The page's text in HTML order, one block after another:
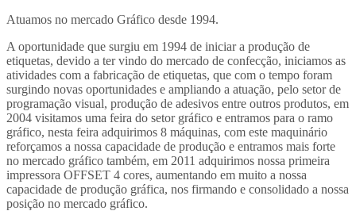
Atuamos no mercado Gráfico desde 1994.
A oportunidade que surgiu em 1994 de iniciar a produção de
etiquetas, devido a ter vindo do mercado de confecção, iniciamos as
atividades com a fabricação de etiquetas, que com o tempo foram
surgindo novas oportunidades e ampliando a atuação, pelo setor de
programação visual, produção de adesivos entre outros produtos, em
2004 visitamos uma feira do setor gráfico e entramos para o ramo
gráfico, nesta feira adquirimos 8 máquinas, com este maquinário
reforçamos a nossa capacidade de produção e entramos mais forte
no mercado gráfico também, em 2011 adquirimos nossa primeira
impressora OFFSET 4 cores, aumentando em muito a nossa
capacidade de produção gráfica, nos firmando e consolidado a nossa
posição no mercado gráfico.